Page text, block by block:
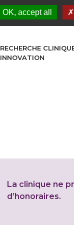
RECHERCHE
INNOVATION
La clinique ne
d’honoraires.
OK, accept all